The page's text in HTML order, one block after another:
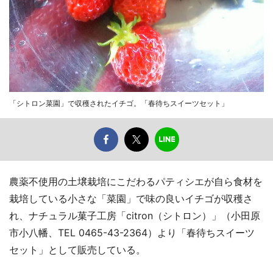
「シトロン菜園」で収穫されたイチゴ。「春待ちスイーツセット」
農薬不使用の土壌栽培にこだわるパティシエが自ら食材を
栽培している小さな「菜園」で味の良いイチゴが収穫さ
れ、ナチュラル菓子工房「citron（シトロン）」（小田原
市小八幡、TEL 0465-43-2364）より「春待ちスイーツ
セット」として販売している。